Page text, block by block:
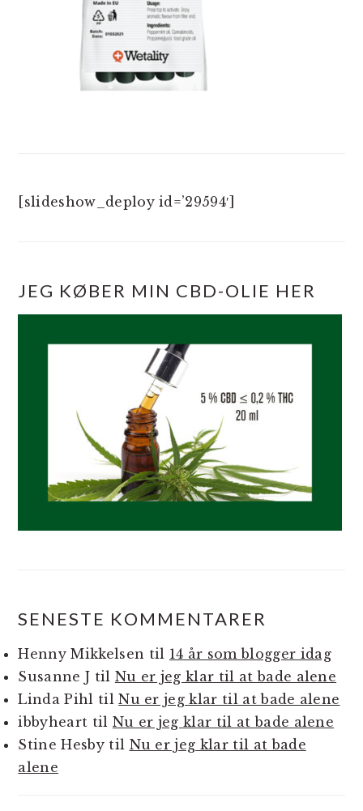
[slideshow_deploy id=’29594′]
JEG KØBER MIN CBD-OLIE HER
SENESTE KOMMENTARER
Henny Mikkelsen til 14 år som blogger idag
Susanne J til Nu er jeg klar til at bade alene
Linda Pihl tilNu er jeg klar til at bade alene
ibbyheart til Nu er jeg klar til at bade alene
Stine Hesbytil Nu er jeg klar til at bade
alene